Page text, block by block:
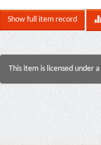
Show full item record
This item is licensed under a